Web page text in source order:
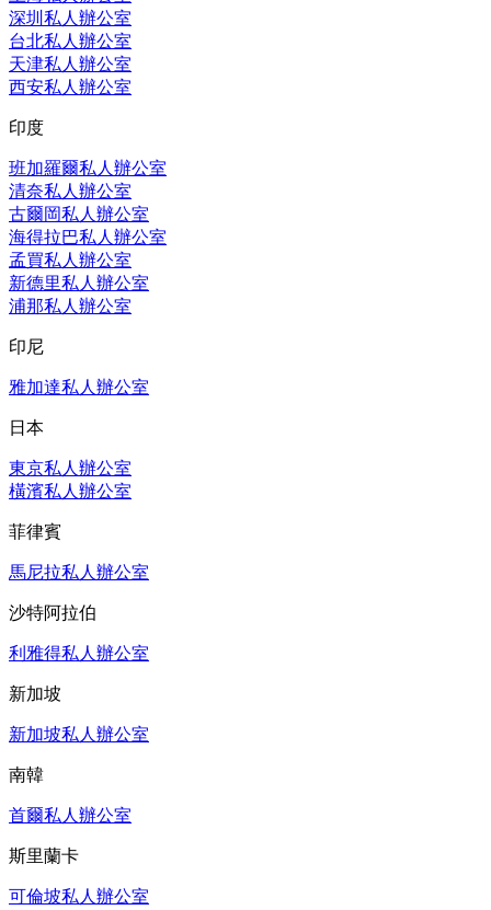
深圳私人辦公室
台北私人辦公室
天津私人辦公室
西安私人辦公室
印度
班加羅爾私人辦公室
清奈私人辦公室
古爾岡私人辦公室
海得拉巴私人辦公室
孟買私人辦公室
新德里私人辦公室
浦那私人辦公室
印尼
雅加達私人辦公室
日本
東京私人辦公室
橫濱私人辦公室
菲律賓
馬尼拉私人辦公室
沙特阿拉伯
利雅得私人辦公室
新加坡
新加坡私人辦公室
南韓
首爾私人辦公室
斯里蘭卡
可倫坡私人辦公室